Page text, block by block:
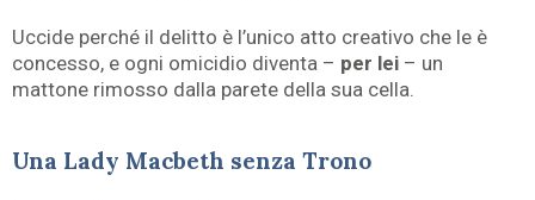
Uccide perché il delitto è l’unico atto creativo che le è
concesso, e ogni omicidio diventa – per lei – un
mattone rimosso dalla parete della sua cella.
Una Lady Macbeth senza Trono